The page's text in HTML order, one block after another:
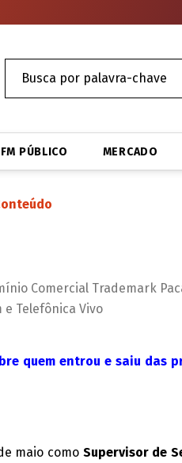
FM PÚBLICO MERCADO
Comercial Trademark
e Telefônica Vivo
quem entrou e saiu das
maio como Supervisor de